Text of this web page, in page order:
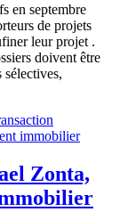
en septembre
de projets
leur projet .
doivent être
sélectives,
immobilier
Zonta,